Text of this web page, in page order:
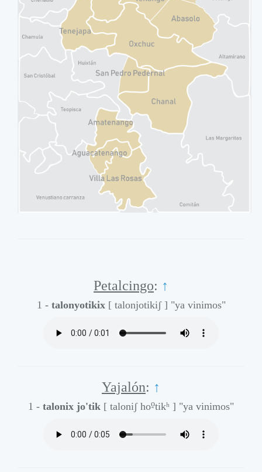
Petalcingo: ↑
1 - talonyotikix [ talonjotikiʃ ] "ya vinimos"
Yajalón: ↑
1 - talonix jo'tik [ taloniʃ hoo̰tikʰ ] "ya vinimos"